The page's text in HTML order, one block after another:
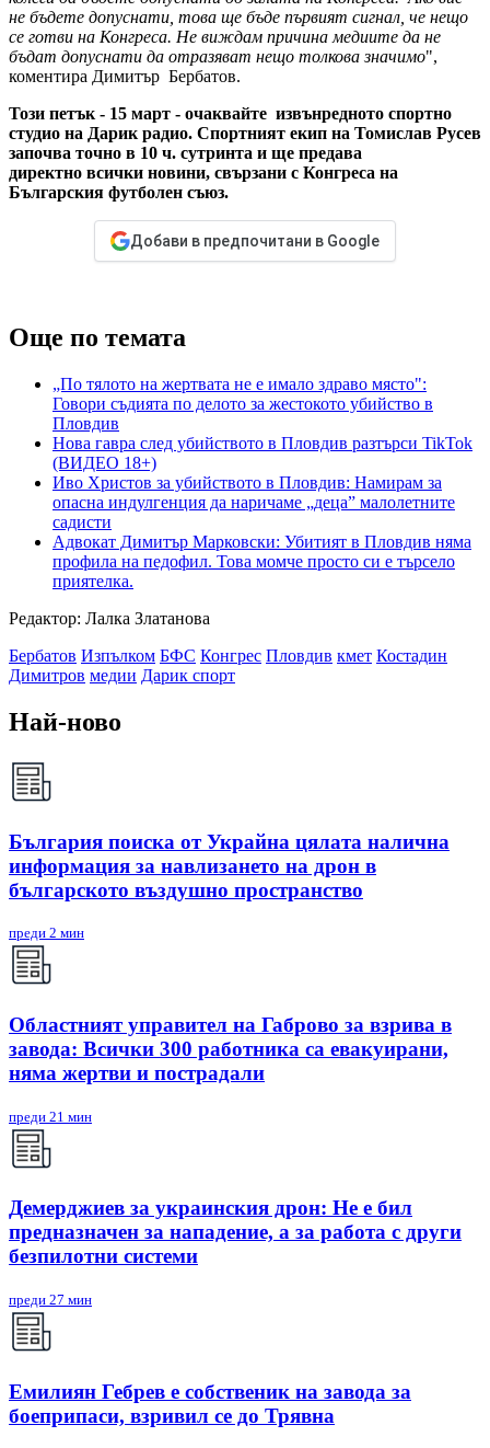
не бъдете допуснати, това ще бъде първият сигнал, че нещо
се готви на Конгреса. Не виждам причина медиите да не
бъдат допуснати да отразяват нещо толкова значимо",
коментира Димитър Бербатов.
Този петък - 15 март - очаквайте извънредното спортно
студио на Дарик радио. Спортният екип на Томислав Русев
започва точно в 10 ч. сутринта и ще предава
директно всички новини, свързани с Конгреса на
Българския футболен съюз.
Добави в предпочитани в Google
Още по темата
„По тялото на жертвата не е имало здраво място":
Говори съдията по делото за жестокото убийство в
Пловдив
Нова гавра след убийството в Пловдив разтърси TikTok
(ВИДЕО 18+)
Иво Христов за убийството в Пловдив: Намирам за
опасна индулгенция да наричаме „деца” малолетните
садисти
Адвокат Димитър Марковски: Убитият в Пловдив няма
профила на педофил. Това момче просто си е търсело
приятелка.
Редактор: Лалка Златанова
Бербатов Изпълком БФС Конгрес Пловдив кмет Костадин
Димитров медии Дарик спорт
Най-ново
България поиска от Украйна цялата налична
информация за навлизането на дрон в
българското въздушно пространство
преди 2 мин
Областният управител на Габрово за взрива в
завода: Всички 300 работника са евакуирани,
няма жертви и пострадали
преди 21 мин
Демерджиев за украинския дрон: Не е бил
предназначен за нападение, а за работа с други
безпилотни системи
преди 27 мин
Емилиян Гебрев е собственик на завода за
боеприпаси, взривил се до Трявна